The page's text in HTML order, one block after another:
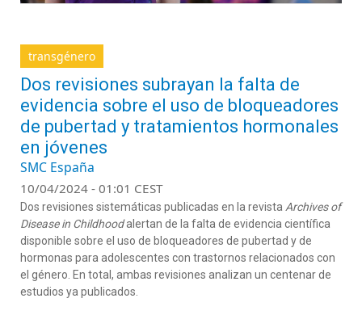
transgénero
Dos revisiones subrayan la falta de
evidencia sobre el uso de bloqueadores
de pubertad y tratamientos hormonales
en jóvenes
SMC España
10/04/2024 - 01:01 CEST
Dos revisiones sistemáticas publicadas en la revista Archives of
Disease in Childhoodalertan de la falta de evidencia científica
disponible sobre el uso de bloqueadores de pubertad y de
hormonas para adolescentes con trastornos relacionados con
el género. En total, ambas revisiones analizan un centenar de
estudios ya publicados.